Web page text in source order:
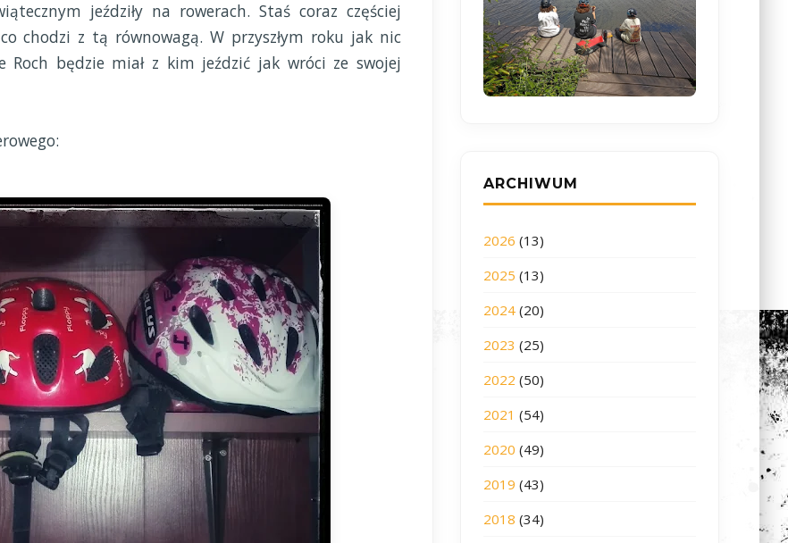
jeździły na rowerach. Staś coraz częściej
chodzi z tą równowagą. W przyszłym roku jak nic
Roch będzie miał z kim jeździć jak wróci ze swojej
ARCHIWUM
2026 (13)
2025 (13)
2024 (20)
2023 (25)
2022 (50)
2021 (54)
2020 (49)
2019 (43)
2018 (34)